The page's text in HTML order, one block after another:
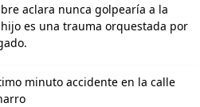
aclara nunca golpearía a la
es una trauma orquestada por
minuto accidente en la calle